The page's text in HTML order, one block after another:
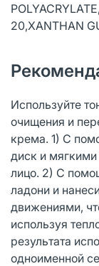
20,XANTHAN
Используйте
очищения и
крема. 1) С
диск и
лицо. 2) С
ладони и
движениями,
используя
результата
одноименной